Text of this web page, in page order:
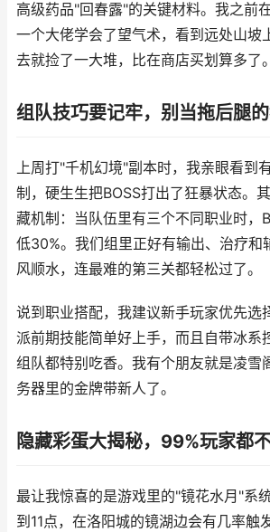
高级药品"回春露"的关键材料。我之前
一个大佬学会了望气术，看到远处山坡
去就捡了一大堆，比在商店买划算多了。
组队技巧要记牢，别当拖后腿
上周打"千机幻境"副本时，我亲眼看到
制，硬生生把BOSS打出了狂暴状态。
藏机制：当队伍里有三个不同职业时，
低30%。我们组里正好有输出、治疗和
风顺水，连最难的第三关都轻松过了。
说到职业搭配，我建议新手玩家优先选
派前期技能简单好上手，而且自带冰系
组队都特别吃香。我有个朋友就是凌雪
务器里的金牌带新人了。
隐藏彩蛋大揭秘，99%玩家都
最让我惊喜的是游戏里的"镜花水月"系
到11点，在洛阳城的镜湖边会有几率触